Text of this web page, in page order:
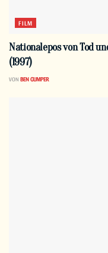
FILM
Nationalepos von Tod
(1997)
VON BEN GUMPER